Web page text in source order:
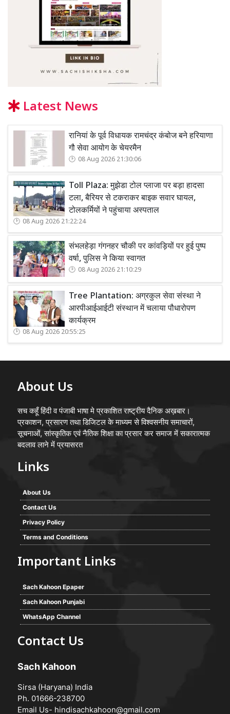
Latest News
रानियां के पूर्व विधायक रामचंद्र कंबोज बने हरियाणा
गौ सेवा आयोग के चेयरमैन
08 Aug 2026 21:30:06
Toll Plaza: मुझेडा टोल प्लाजा पर बड़ा हादसा
टला, बैरियर से टकराकर बाइक सवार घायल,
टोलकर्मियों ने पहुंचाया अस्पताल
08 Aug 2026 21:22:24
संभलहेड़ा गंगनहर चौकी पर कांवड़ियों पर हुई पुष्प
वर्षा, पुलिस ने किया स्वागत
08 Aug 2026 21:10:29
Tree Plantation: अग्रकुल सेवा संस्था ने
आरपीआईआईटी संस्थान में चलाया पौधारोपण
कार्यक्रम
08 Aug 2026 20:55:25
About Us
सच कहूँ हिंदी व पंजाबी भाषा मे प्रकाशित राष्ट्रीय दैनिक अख़बार।
प्रकाशन, प्रसारण तथा डिजिटल के माध्यम से विश्वसनीय समाचारों,
सूचनाओं, सांस्कृतिक एवं नैतिक शिक्षा का प्रसार कर समाज में सकारात्मक
बदलाव लाने में प्रयासरत
Links
About Us
Contact Us
Privacy Policy
Terms and Conditions
Important Links
Sach Kahoon Epaper
Sach Kahoon Punjabi
WhatsApp Channel
Contact Us
Sach Kahoon
Sirsa (Haryana) India
Ph. 01666-238700
Email Us- hindisachkahoon@gmail.com